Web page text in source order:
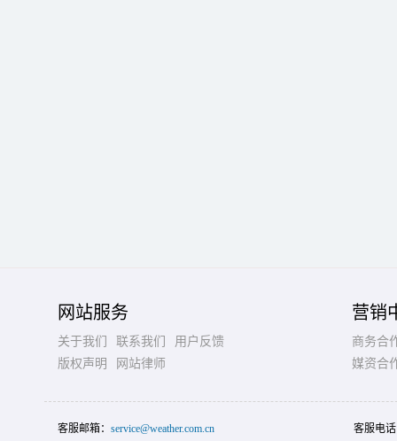
网站服务
关于我们 联系我们
用户反馈
版权声明
网站律师
营销
商务合
媒资合
客服邮箱： service@weather.com.cn 客服电